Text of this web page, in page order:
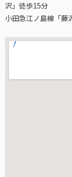
沢」徒歩15分
小田急江ノ島線「藤